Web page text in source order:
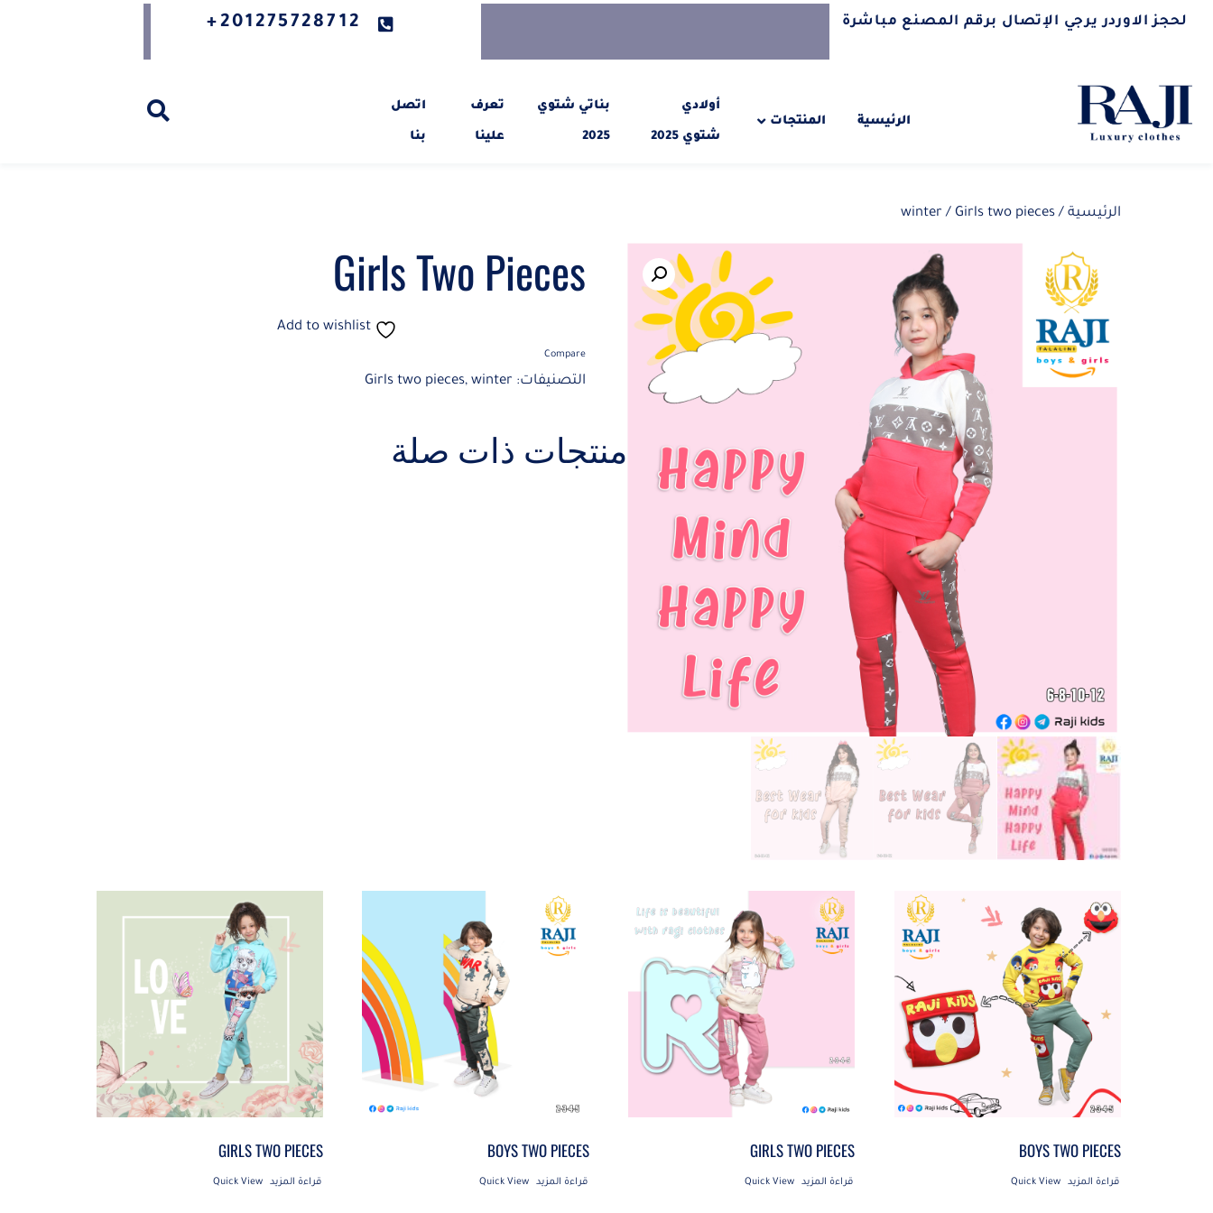
لحجز الاوردر يرجي الإتصال برقم المصنع مباشرة 201275728712+
الرئيسية المنتجات
أولادي
شتوي 2025
بناتي شتوي
2025
تعرف
علينا
اتصل
بنا
الرئيسية /
winter / Girls two pieces
Girls Two Pieces
Add to wishlist
Compare
التصنيفات: Girls two pieces,winter
منتجات ذات صلة
BOYS TWO PIECES
قراءة المزيد Quick View
GIRLS TWO PIECES
قراءة المزيد Quick View
BOYS TWO PIECES
قراءة المزيد Quick View
GIRLS TWO PIECES
قراءة المزيد Quick View